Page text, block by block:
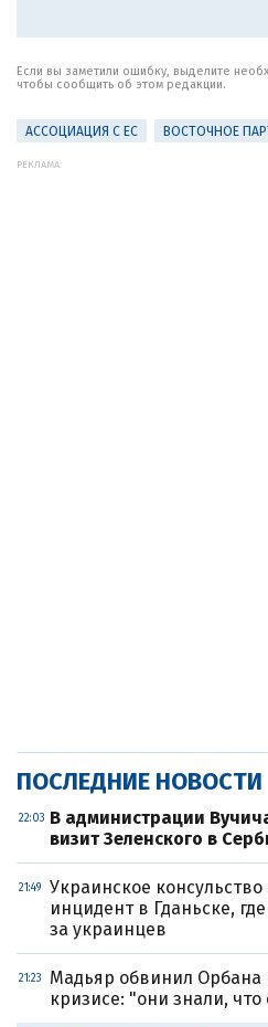
Если вы заметили ошибку, выделите
чтобы сообщить об этом редакции.
АССОЦИАЦИЯ С ЕС ВОСТОЧНОЕ
РЕКЛАМА:
ПОСЛЕДНИЕ НОВОСТИ
22:03 В администрации
визит Зеленского в
21:49
Украинское
инцидент в Гданьске,
за украинцев
21:23
Мадьяр обвинил Орбана
кризисе: "они знали,